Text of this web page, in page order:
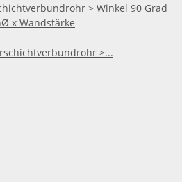
> Winkel 90 Grad
x Wandstärke